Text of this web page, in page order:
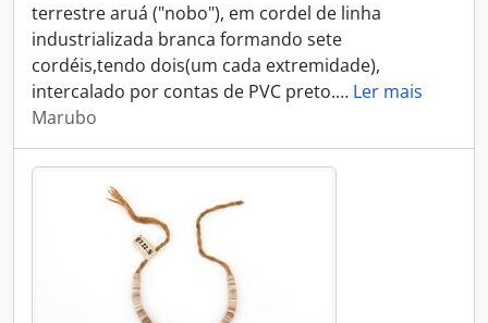
terrestre aruá ("nobo"), em cordel de linha
industrializada branca formando sete
cordéis,tendo dois(um cada extremidade),
intercalado por contas de PVC preto.… Ler mais
Marubo